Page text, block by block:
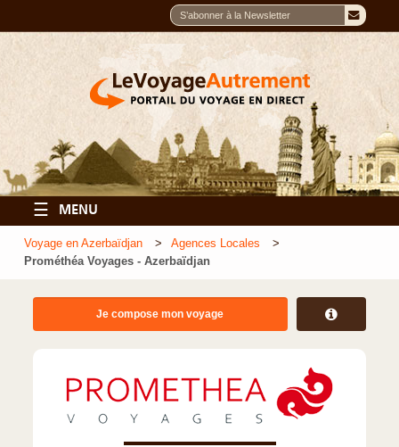
☰ MENU
Voyage en Azerbaïdjan
Agences Locales
Prométhéa Voyages - Azerbaïdjan
Je compose mon voyage